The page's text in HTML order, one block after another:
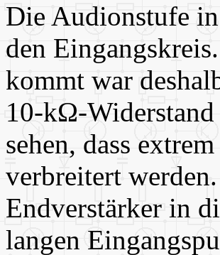
Die Audionstufe
den
kommt war
10-kΩ-
sehen, dass
verbreitert
Endverstärker in
langen